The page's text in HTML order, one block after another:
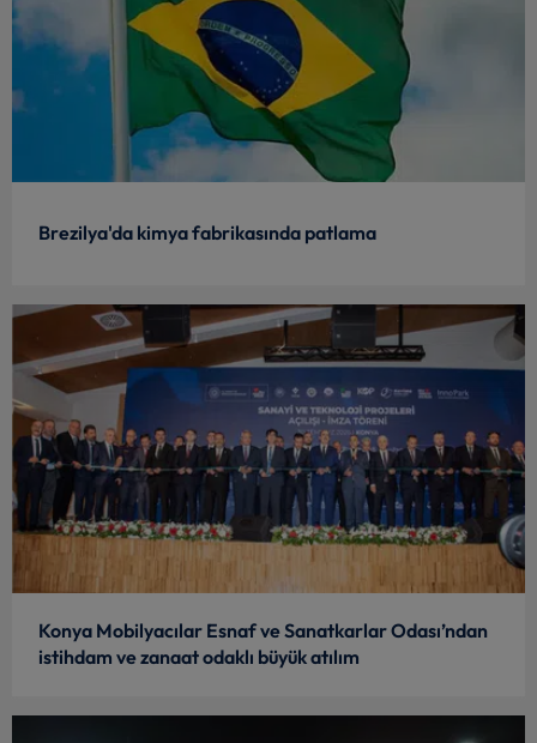
Brezilya'da kimya fabrikasında patlama
Konya Mobilyacılar Esnaf ve Sanatkarlar Odası’ndan
istihdam ve zanaat odaklı büyük atılım